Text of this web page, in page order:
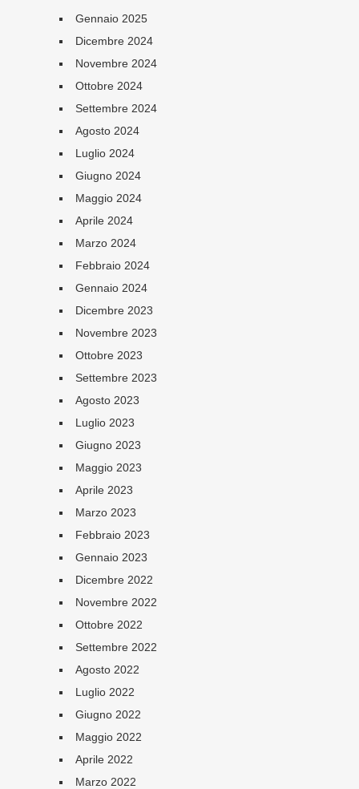
Gennaio 2025
Dicembre 2024
Novembre 2024
Ottobre 2024
Settembre 2024
Agosto 2024
Luglio 2024
Giugno 2024
Maggio 2024
Aprile 2024
Marzo 2024
Febbraio 2024
Gennaio 2024
Dicembre 2023
Novembre 2023
Ottobre 2023
Settembre 2023
Agosto 2023
Luglio 2023
Giugno 2023
Maggio 2023
Aprile 2023
Marzo 2023
Febbraio 2023
Gennaio 2023
Dicembre 2022
Novembre 2022
Ottobre 2022
Settembre 2022
Agosto 2022
Luglio 2022
Giugno 2022
Maggio 2022
Aprile 2022
Marzo 2022